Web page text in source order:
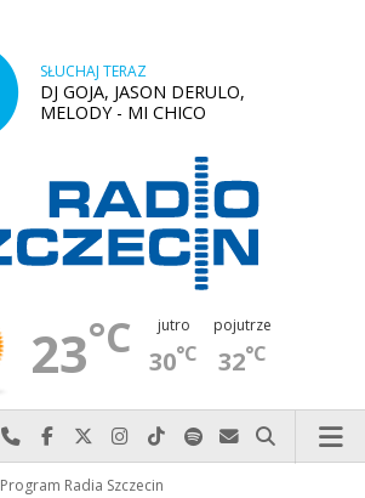
SŁUCHAJ TERAZ
DJ GOJA, JASON DERULO,
MELODY - MI CHICO
23°C jutro
30°C
pojutrze
32°C
Najlepiej po prostu do nas zadzwoń
Odwiedź nas na Facebook-u
Odwiedź nas na X
Odwiedź nas na Instagram-ie
Odwiedź nas na TikTok-u
Szukaj nas na Spotify
Wyślij do nas
Szukaj
Program Radia Szczecin